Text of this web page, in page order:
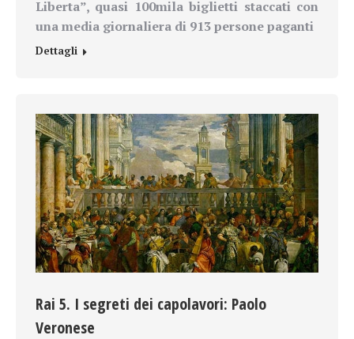
Liberta”, quasi 100mila biglietti staccati con
una media giornaliera di 913 persone paganti
Dettagli
Rai 5. I segreti dei capolavori: Paolo
Veronese